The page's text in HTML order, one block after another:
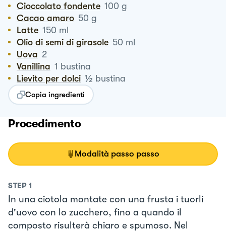
Cioccolato fondente 100 g
Cacao amaro 50 g
Latte 150 ml
Olio di semi di girasole 50 ml
Uova 2
Vanillina 1 bustina
Lievito per dolci ½ bustina
Copia ingredienti
Procedimento
Modalità passo passo
STEP 1
In una ciotola montate con una frusta i tuorli
d'uovo con lo zucchero, fino a quando il
composto risulterà chiaro e spumoso. Nel